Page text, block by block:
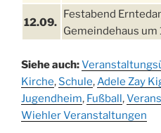
12.09.
Festabend
Gemeindehaus um
13.09.
Stadtteilhaus um
19.09.
Schlagerabend im
Drabenderhöhe
Siehe auch:
Kirche, Schule,Adele Zay
Jugendheim, Fußball,
Wiehler Veranstaltungen